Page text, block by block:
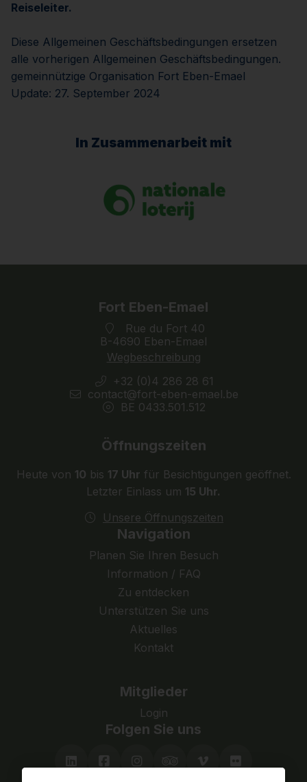
Reiseleiter.
Diese Allgemeinen Geschäftsbedingungen ersetzen
alle vorherigen Allgemeinen Geschäftsbedingungen.
gemeinnützige Organisation Fort Eben-Emael
Update: 27. September 2024
In Zusammenarbeit mit
Fort Eben-Emael
Rue du Fort 40
B-4690 Eben-Emael
Wegbeschreibung
+32 (0)4 286 28 61
contact@fort-eben-emael.be
BE 0433.501.512
Öffnungszeiten
Heute von 10 bis 17 Uhr für Besichtigungen geöffnet.
Letzter Einlass um 15 Uhr.
Unsere Öffnungszeiten
Navigation
Planen Sie Ihren Besuch
Information / FAQ
Zu entdecken
Unterstützen Sie uns
Aktuelles
Kontakt
Mitglieder
Login
Folgen Sie uns